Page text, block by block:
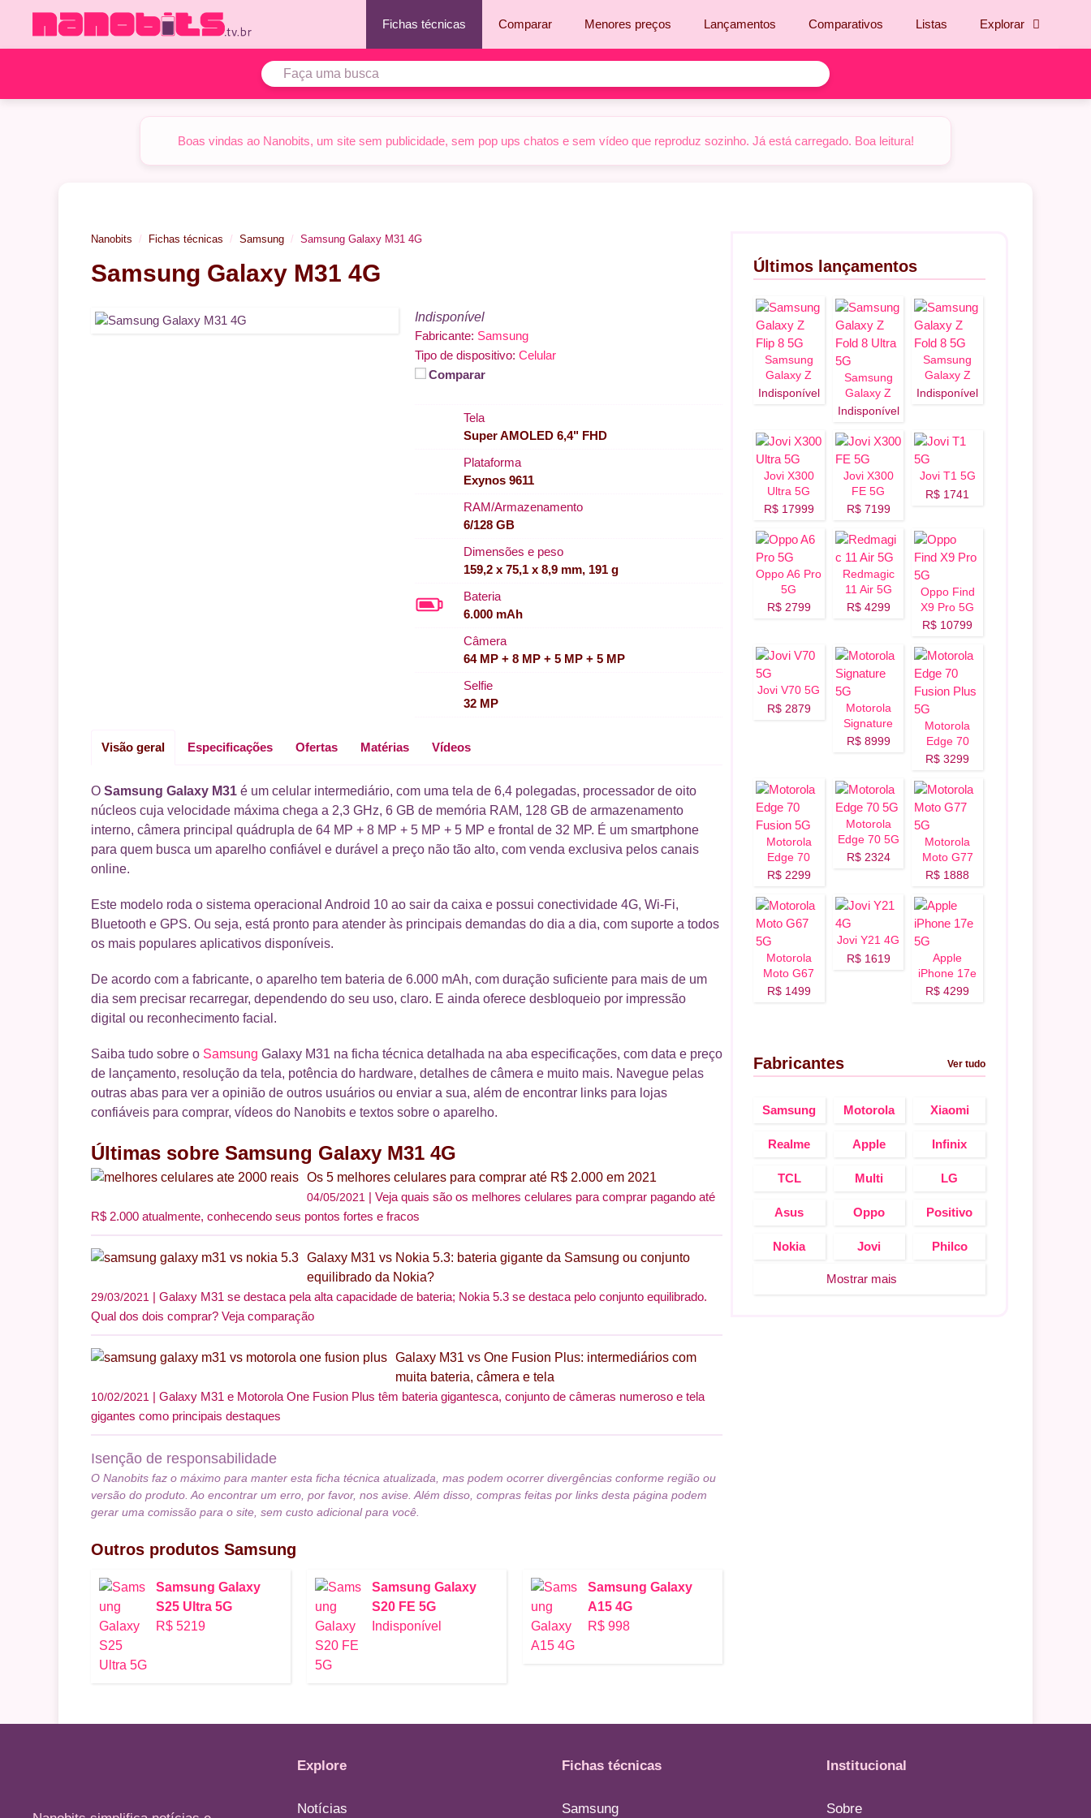
o
Fichas técnicas Comparar Menores preços Lançamentos Comparativos Listas Explorar
Boas vindas ao Nanobits, um site sem publicidade, sem pop ups chatos e sem vídeo que reproduz sozinho. Já está carregado. Boa leitura!
Nanobits Fichas técnicas Samsung Samsung Galaxy M31 4G
Samsung Galaxy M31 4G
Indisponível
Fabricante: Samsung
Tipo de dispositivo: Celular
Comparar
Tela
Super AMOLED 6,4" FHD
Plataforma
Exynos 9611
RAM/Armazenamento
6/128 GB
Dimensões e peso
159,2 x 75,1 x 8,9 mm, 191 g
Bateria
6.000 mAh
Câmera
64 MP + 8 MP + 5 MP + 5 MP
Selfie
32 MP
Visão geral Especificações Ofertas Matérias Vídeos
O Samsung Galaxy M31 é um celular intermediário, com uma tela de 6,4 polegadas, processador de oito
núcleos cuja velocidade máxima chega a 2,3 GHz, 6 GB de memória RAM, 128 GB de armazenamento
interno, câmera principal quádrupla de 64 MP + 8 MP + 5 MP + 5 MP e frontal de 32 MP. É um smartphone
para quem busca um aparelho confiável e durável a preço não tão alto, com venda exclusiva pelos canais
online.
Este modelo roda o sistema operacional Android 10 ao sair da caixa e possui conectividade 4G, Wi-Fi,
Bluetooth e GPS. Ou seja, está pronto para atender às principais demandas do dia a dia, com suporte a todos
os mais populares aplicativos disponíveis.
De acordo com a fabricante, o aparelho tem bateria de 6.000 mAh, com duração suficiente para mais de um
dia sem precisar recarregar, dependendo do seu uso, claro. E ainda oferece desbloqueio por impressão
digital ou reconhecimento facial.
Saiba tudo sobre o Samsung Galaxy M31 na ficha técnica detalhada na aba especificações, com data e preço
de lançamento, resolução da tela, potência do hardware, detalhes de câmera e muito mais. Navegue pelas
outras abas para ver a opinião de outros usuários ou enviar a sua, além de encontrar links para lojas
confiáveis para comprar, vídeos do Nanobits e textos sobre o aparelho.
Últimas sobre Samsung Galaxy M31 4G
Os 5 melhores celulares para comprar até R$ 2.000 em 2021
04/05/2021
Veja quais são os melhores celulares para comprar pagando até
R$ 2.000 atualmente, conhecendo seus pontos fortes e fracos
Galaxy M31 vs Nokia 5.3: bateria gigante da Samsung ou conjunto
equilibrado da Nokia?
29/03/2021
Galaxy M31 se destaca pela alta capacidade de bateria; Nokia 5.3 se destaca pelo conjunto equilibrado.
Qual dos dois comprar? Veja comparação
Galaxy M31 vs One Fusion Plus: intermediários com
muita bateria, câmera e tela
10/02/2021
Galaxy M31 e Motorola One Fusion Plus têm bateria gigantesca, conjunto de câmeras numeroso e tela
gigantes como principais destaques
Isenção de responsabilidade
O Nanobits faz o máximo para manter esta ficha técnica atualizada, mas podem ocorrer divergências conforme região ou
versão do produto. Ao encontrar um erro, por favor, nos avise. Além disso, compras feitas por links desta página podem
gerar uma comissão para o site, sem custo adicional para você.
Outros produtos Samsung
Samsung Galaxy
S25 Ultra 5G
R$ 5219
Samsung Galaxy
S20 FE 5G
Indisponível
Samsung Galaxy
A15 4G
R$ 998
Últimos lançamentos
Samsung
Galaxy Z
Flip 8 5G
Indisponível
Samsung
Galaxy Z
Fold 8 Ultra
Indisponível
Samsung
Galaxy Z
Fold 8 5G
Indisponível
Jovi X300
Ultra 5G
R$ 17999
Jovi X300
FE 5G
R$ 7199
Jovi T1 5G
R$ 1741
Oppo A6 Pro
5G
R$ 2799
Redmagic
11 Air 5G
R$ 4299
Oppo Find
X9 Pro 5G
R$ 10799
Jovi V70 5G
R$ 2879
Motorola
Signature
5G
R$ 8999
Motorola
Edge 70
Fusion Plus
R$ 3299
Motorola
Edge 70
Fusion 5G
R$ 2299
Motorola
Edge 70 5G
R$ 2324
Motorola
Moto G77
5G
R$ 1888
Motorola
Moto G67
5G
R$ 1499
Jovi Y21 4G
R$ 1619
Apple
iPhone 17e
5G
R$ 4299
Fabricantes Ver tudo
Samsung Motorola Xiaomi
Realme Apple Infinix
TCL Multi LG
Asus Oppo Positivo
Nokia Jovi Philco
Mostrar mais
Explore
Notícias
Fichas técnicas
Samsung
Institucional
Sobre